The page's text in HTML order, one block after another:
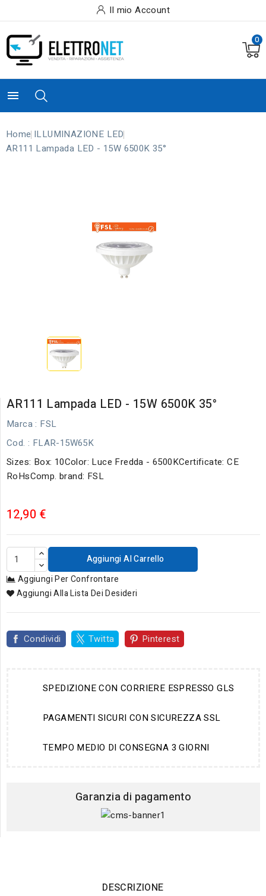
Il mio Account
0

Home ILLUMINAZIONE LED
AR111 Lampada LED - 15W 6500K 35°
AR111 Lampada LED - 15W 6500K 35°
Marca : FSL
Cod. : FLAR-15W65K
Sizes: Box: 10Color: Luce Fredda - 6500KCertificate: CE
RoHsComp. brand: FSL
12,90 €
Aggiungi Al Carrello
Aggiungi Per Confrontare
Aggiungi Alla Lista Dei Desideri
Condividi Twitta Pinterest
SPEDIZIONE CON CORRIERE ESPRESSO GLS
PAGAMENTI SICURI CON SICUREZZA SSL
TEMPO MEDIO DI CONSEGNA 3 GIORNI
Garanzia di pagamento
DESCRIZIONE